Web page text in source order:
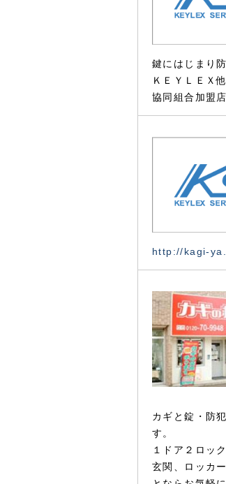
鍵にはじまり
ＫＥＹＬＥＸ
協同組合加盟
http://kagi-
カギと錠・防
す。
１ドア２ロッ
玄関、ロッカ